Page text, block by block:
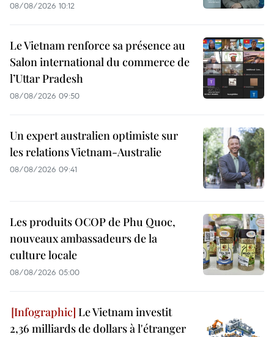
08/08/2026 10:12
Le Vietnam renforce sa présence au
Salon international du commerce de
l’Uttar Pradesh
08/08/2026 09:50
Un expert australien optimiste sur
les relations Vietnam-Australie
08/08/2026 09:41
Les produits OCOP de Phu Quoc,
nouveaux ambassadeurs de la
culture locale
08/08/2026 05:00
Le Vietnam investit
2,36 milliards de dollars à l'étranger